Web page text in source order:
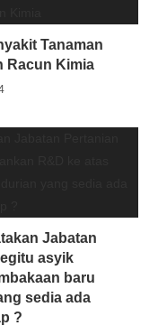
Tanaman
Racun Kimia
Jabatan
asyik
baru
sedia ada
?